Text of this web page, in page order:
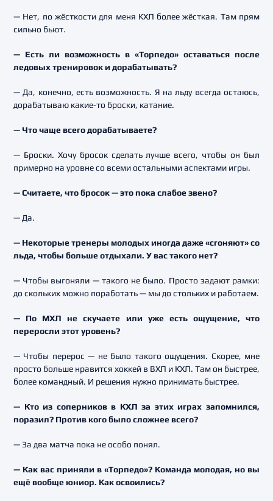
— Нет, по жёсткости для меня КХЛ более жёсткая. Там прям
сильно бьют.
— Есть ли возможность в «Торпедо» оставаться после
ледовых тренировок и дорабатывать?
— Да, конечно, есть возможность. Я на льду всегда остаюсь,
дорабатываю какие-то броски, катание.
— Что чаще всего дорабатываете?
— Броски. Хочу бросок сделать лучше всего, чтобы он был
примерно на уровне со всеми остальными аспектами игры.
— Считаете, что бросок — это пока слабое звено?
— Да.
— Некоторые тренеры молодых иногда даже «сгоняют» со
льда, чтобы больше отдыхали. У вас такого нет?
— Чтобы выгоняли — такого не было. Просто задают рамки:
до скольких можно поработать — мы до стольких и работаем.
— По МХЛ не скучаете или уже есть ощущение, что
переросли этот уровень?
— Чтобы перерос — не было такого ощущения. Скорее, мне
просто больше нравится хоккей в ВХЛ и КХЛ. Там он быстрее,
более командный. И решения нужно принимать быстрее.
— Кто из соперников в КХЛ за этих играх запомнился,
поразил? Против кого было сложнее всего?
— За два матча пока не особо понял.
— Как вас приняли в «Торпедо»? Команда молодая, но вы
ещё вообще юниор. Как освоились?